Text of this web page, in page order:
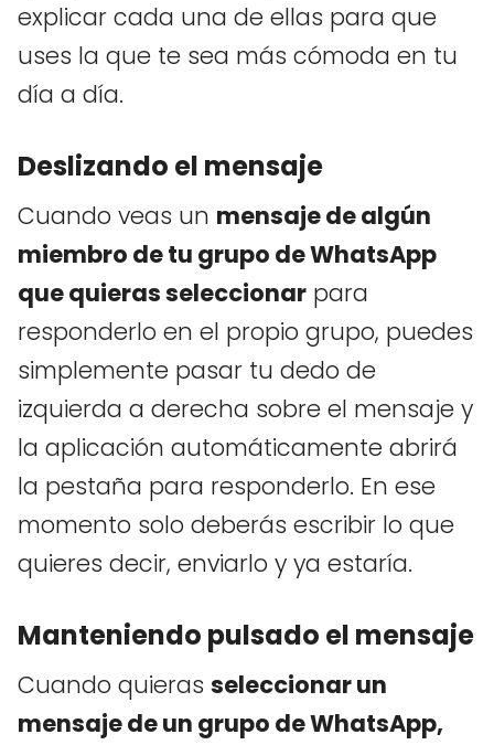
explicar cada una de ellas para que
uses la que te sea más cómoda en tu
día a día.
Deslizando el mensaje
Cuando veas un mensaje de algún
miembro de tu grupo de WhatsApp
que quieras seleccionar para
responderlo en el propio grupo, puedes
simplemente pasar tu dedo de
izquierda a derecha sobre el mensaje y
la aplicación automáticamente abrirá
la pestaña para responderlo. En ese
momento solo deberás escribir lo que
quieres decir, enviarlo y ya estaría.
Manteniendo pulsado el mensaje
Cuando quieras seleccionar un
mensaje de un grupo de WhatsApp,